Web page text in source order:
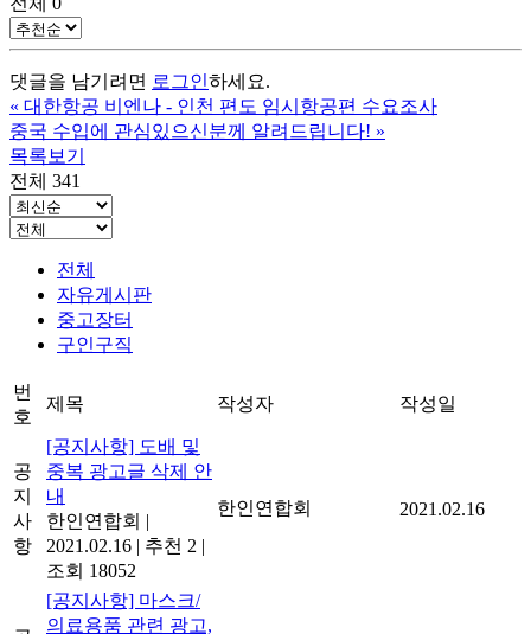
댓글을 남기려면 로그인하세요.
« 대한항공 비엔나 - 인천 편도 임시항공편 수요조사
중국 수입에 관심있으신분께 알려드립니다! »
목록보기
전체 341
전체
자유게시판
중고장터
구인구직
번
호
제목 작성자 작성일
공
지
사
항
[공지사항] 도배 및
중복 광고글 삭제 안
내
한인연합회 |
2021.02.16 | 추천 2 |
조회 18052
한인연합회 2021.02.16
[공지사항] 마스크/
의료용품 관련 광고,